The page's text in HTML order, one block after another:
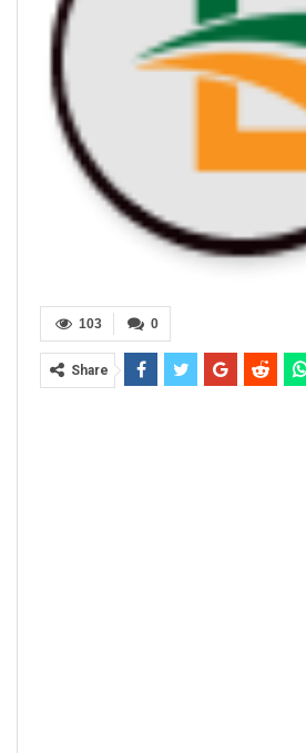
0
103
Share